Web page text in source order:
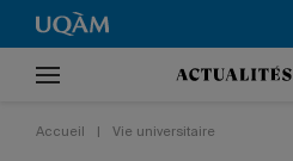
Accueil Vie universitaire